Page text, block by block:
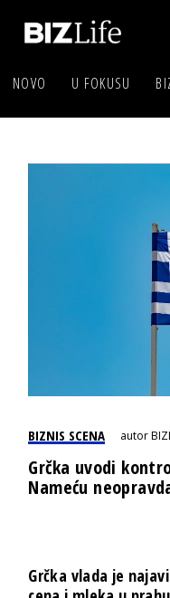
NOVO U FOKUSU
BIZNIS SCENA autor
Grčka uvodi
Nameću
Grčka vlada je